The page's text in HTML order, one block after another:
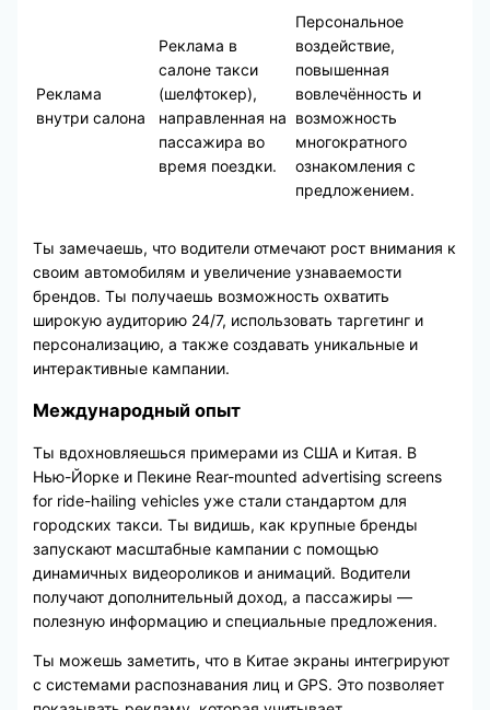
Реклама
внутри салона
Реклама в
салоне такси
(шелфтокер),
направленная на
пассажира во
время поездки.
Персональное
воздействие,
повышенная
вовлечённость и
возможность
многократного
ознакомления с
предложением.
Ты замечаешь, что водители отмечают рост внимания к
своим автомобилям и увеличение узнаваемости
брендов. Ты получаешь возможность охватить
широкую аудиторию 24/7, использовать таргетинг и
персонализацию, а также создавать уникальные и
интерактивные кампании.
Международный опыт
Ты вдохновляешься примерами из США и Китая. В
Нью-Йорке и Пекине Rear-mounted advertising screens
for ride-hailing vehicles уже стали стандартом для
городских такси. Ты видишь, как крупные бренды
запускают масштабные кампании с помощью
динамичных видеороликов и анимаций. Водители
получают дополнительный доход, а пассажиры —
полезную информацию и специальные предложения.
Ты можешь заметить, что в Китае экраны интегрируют
с системами распознавания лиц и GPS. Это позволяет